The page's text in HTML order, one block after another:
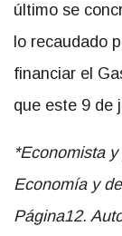
último se
lo recaudado
financiar el
que este 9 de
*Economista
Economía y
Página12.